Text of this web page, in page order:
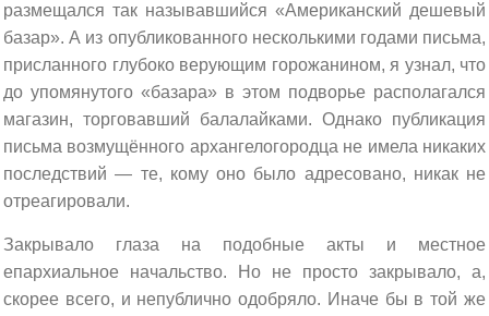
размещался так называвшийся «Американский дешевый
базар». А из опубликованного несколькими годами письма,
присланного глубоко верующим горожанином, я узнал, что
до упомянутого «базара» в этом подворье располагался
магазин, торговавший балалайками. Однако публикация
письма возмущённого архангелогородца не имела никаких
последствий — те, кому оно было адресовано, никак не
отреагировали.
Закрывало глаза на подобные акты и местное
епархиальное начальство. Но не просто закрывало, а,
скорее всего, и непублично одобряло. Иначе бы в той же